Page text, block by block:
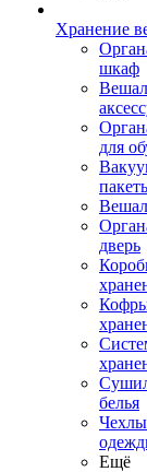
Хранение
шкаф
для
дверь
белья
Ещё